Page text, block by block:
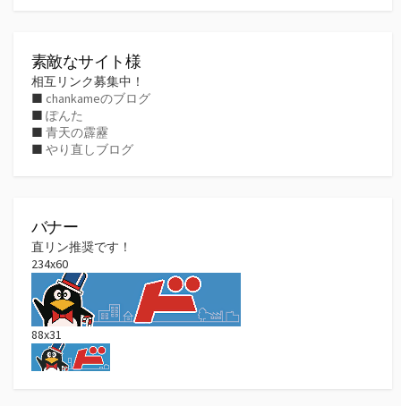
素敵なサイト様
相互リンク募集中！
■ chankameのブログ
■ ぽんた
■ 青天の霹靂
■ やり直しブログ
バナー
直リン推奨です！
234x60
88x31